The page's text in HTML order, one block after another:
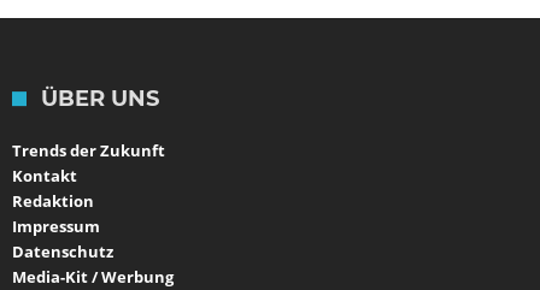
ÜBER UNS
Trends der Zukunft
Kontakt
Redaktion
Impressum
Datenschutz
Media-Kit / Werbung